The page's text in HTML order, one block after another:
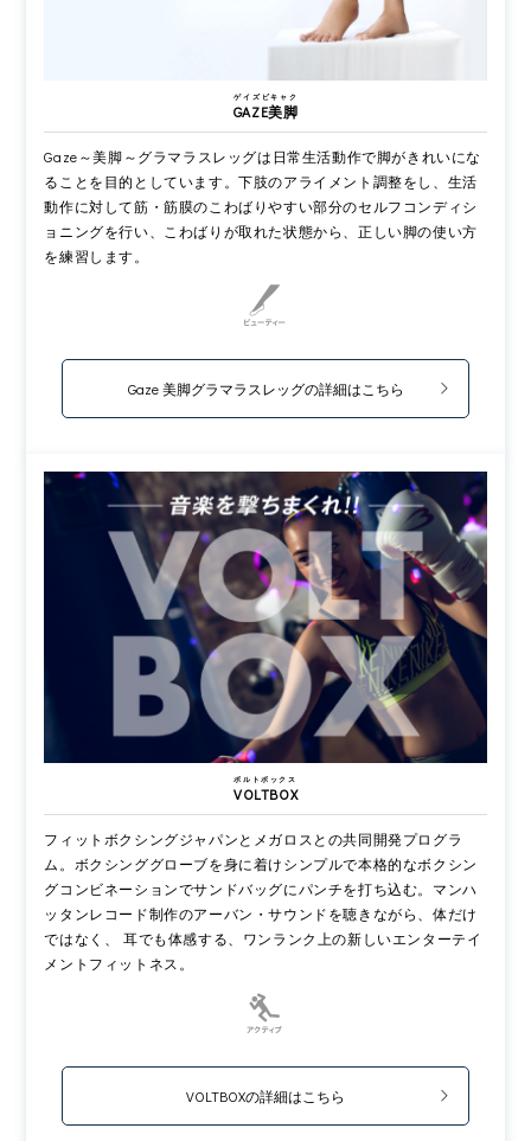
GAZE美脚
ゲイズビキャク
Gaze～美脚～グラマラスレッグは日常生活動作で脚がきれいにな
ることを目的としています。下肢のアライメント調整をし、生活
動作に対して筋・筋膜のこわばりやすい部分のセルフコンディシ
ョニングを行い、こわばりが取れた状態から、正しい脚の使い方
を練習します。
Gaze 美脚グラマラスレッグの詳細はこちら
VOLTBOX
ボルトボックス
フィットボクシングジャパンとメガロスとの共同開発プログラ
ム。ボクシンググローブを身に着けシンプルで本格的なボクシン
グコンビネーションでサンドバッグにパンチを打ち込む。マンハ
ッタンレコード制作のアーバン・サウンドを聴きながら、体だけ
ではなく、 耳でも体感する、ワンランク上の新しいエンターテイ
メントフィットネス。
VOLTBOXの詳細はこちら